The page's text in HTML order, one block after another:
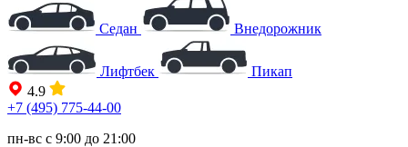
Седан Внедорожник
Лифтбек
Пикап
4.9
+7 (495) 775-44-00
пн-вс с 9:00 до 21:00